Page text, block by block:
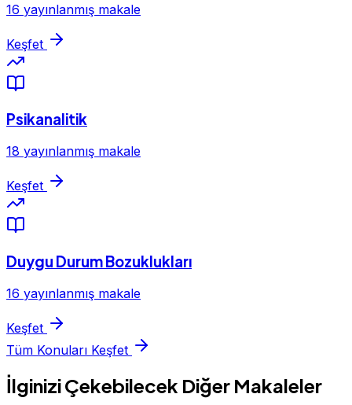
16 yayınlanmış makale
Keşfet
Psikanalitik
18 yayınlanmış makale
Keşfet
Duygu Durum Bozuklukları
16 yayınlanmış makale
Keşfet
Tüm Konuları Keşfet
İlginizi Çekebilecek Diğer Makaleler